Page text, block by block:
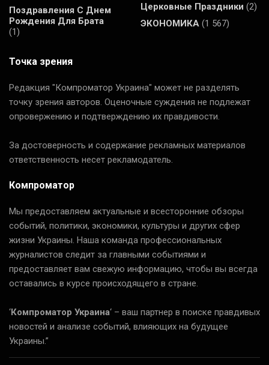
Поздравления С Днем
Рождения Для Брата
(1)
Церковные Праздники (2)
ЭКОНОМИКА (1 567)
Точка зрения
Редакция "Компроматор Украина" может не разделять
точку зрения авторов. Оценочные суждения не подлежат
опровержению и подтверждению их правдивости.
За достоверность и содержание рекламных материалов
ответственность несет рекламодатель.
Компроматор
Мы предоставляем актуальные и всесторонние обзоры
событий, политики, экономики, культуры и других сфер
жизни Украины. Наша команда профессиональных
журналистов следит за главными событиями и
предоставляет вам свежую информацию, чтобы вы всегда
оставались в курсе происходящего в стране.
‘Компроматор Украина‘ – ваш партнер в поиске правдивых
новостей и анализе событий, влияющих на будущее
Украины.”